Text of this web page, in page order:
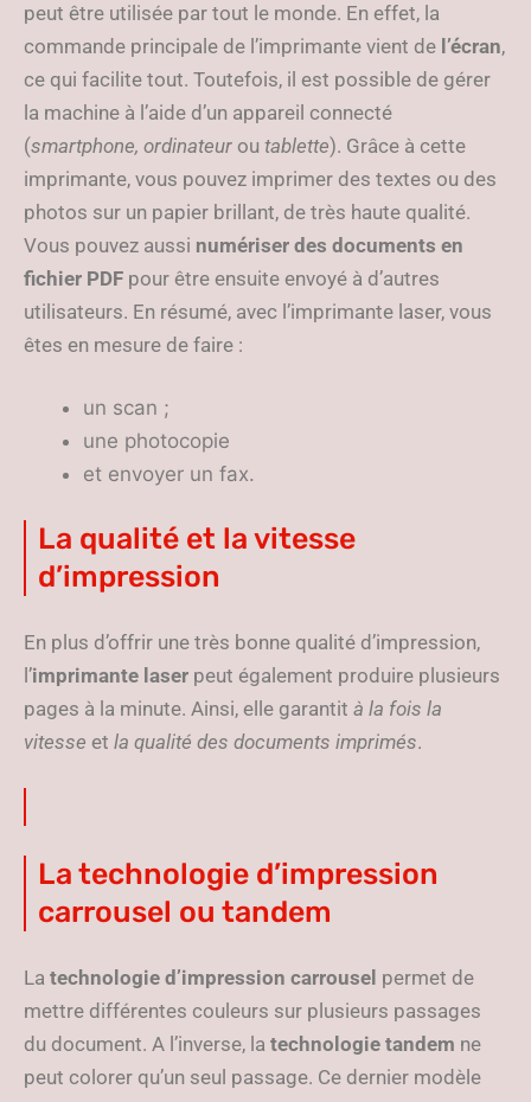
peut être utilisée par tout le monde. En effet, la
commande principale de l’imprimante vient de l’écran,
ce qui facilite tout. Toutefois, il est possible de gérer
la machine à l’aide d’un appareil connecté
(smartphone, ordinateur ou tablette). Grâce à cette
imprimante, vous pouvez imprimer des textes ou des
photos sur un papier brillant, de très haute qualité.
Vous pouvez aussi numériser des documents en
fichier PDF pour être ensuite envoyé à d’autres
utilisateurs. En résumé, avec l’imprimante laser, vous
êtes en mesure de faire :
un scan ;
une photocopie
et envoyer un fax.
La qualité et la vitesse
d’impression
En plus d’offrir une très bonne qualité d’impression,
l’imprimante laser peut également produire plusieurs
pages à la minute. Ainsi, elle garantit à la fois la
vitesse et la qualité des documents imprimés.
La technologie d’impression
carrousel ou tandem
La technologie d’impression carrousel permet de
mettre différentes couleurs sur plusieurs passages
du document. A l’inverse, la technologie tandem ne
peut colorer qu’un seul passage. Ce dernier modèle